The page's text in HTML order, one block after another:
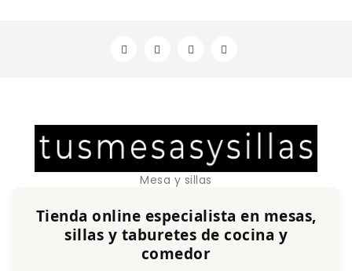
Mesa y sillas
Tienda online especialista en mesas,
sillas y taburetes de cocina y
comedor